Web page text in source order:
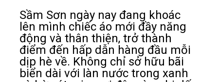
Sầm Sơn ngày nay đang khoác
lên mình chiếc áo mới đầy năng
động và thân thiện, trở thành
điểm đến hấp dẫn hàng đầu mỗi
dịp hè về. Không chỉ sở hữu bãi
biển dài với làn nước trong xanh